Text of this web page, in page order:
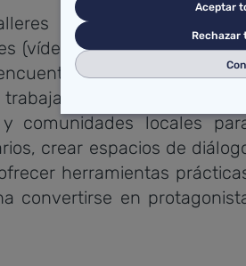
como
(vídeos, guías, aulas
y campañas
trabajamos en red con
comunidades locales
crear espacios de
herramientas
convertirse en
Aceptar
Rechazar